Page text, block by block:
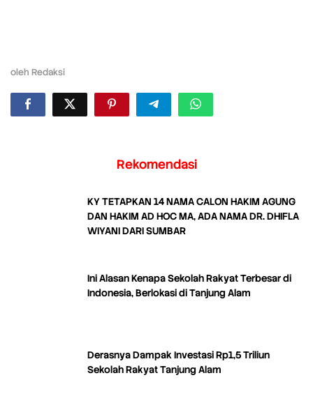
oleh Redaksi
Rekomendasi
KY TETAPKAN 14 NAMA CALON HAKIM AGUNG
DAN HAKIM AD HOC MA, ADA NAMA DR. DHIFLA
WIYANI DARI SUMBAR
Ini Alasan Kenapa Sekolah Rakyat Terbesar di
Indonesia, Berlokasi di Tanjung Alam
Derasnya Dampak Investasi Rp1,5 Triliun
Sekolah Rakyat Tanjung Alam